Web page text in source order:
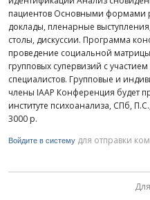
пациентов Основными формами
доклады, пленарные
столы, дискуссии. Программа
проведение социальной
групповых супервизий с
специалистов. Групповые и
члены IAAP Конференция будет
институте психоанализа, СПб,
3000 р.
Войдите в систему для отправки